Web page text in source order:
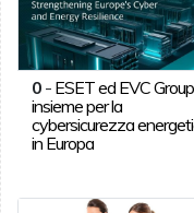
0- ESET ed EVC Group
insieme per la
cybersicurezza
in Europa